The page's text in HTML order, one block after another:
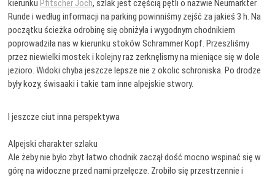
kierunkuPfitscher Joch, szlak jest częścią pętli o nazwie Neumarkter
Runde i według informacji na parking powinniśmy zejść za jakieś 3 h. Na
początku ścieżka odrobinę się obniżyła i wygodnym chodnikiem
poprowadziła nas w kierunku stoków Schrammer Kopf. Przeszliśmy
przez niewielki mostek i kolejny raz zerknęlismy na mieniące się w dole
jezioro. Widoki chyba jeszcze lepsze nie z okolic schroniska. Po drodze
były kozy, świsaaki i takie tam inne alpejskie stwory.
I jeszcze ciut inna perspektywa
Alpejski charakter szlaku
Ale żeby nie było zbyt łatwo chodnik zaczął dość mocno wspinać się w
górę na widoczne przed nami przełęcze. Zrobiło się przestrzennie i